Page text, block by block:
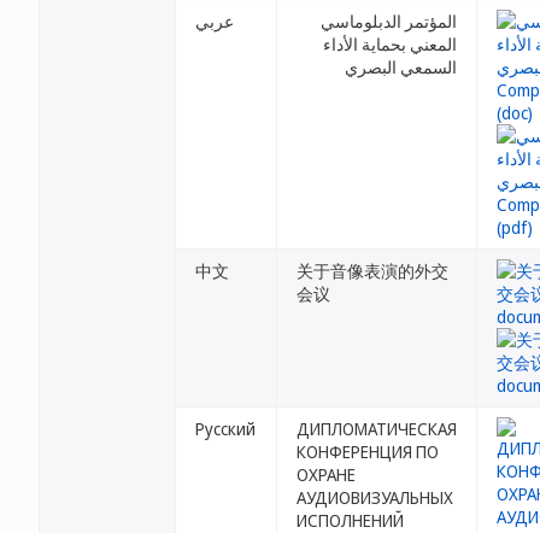
عربي
المؤتمر الدبلوماسي
المعني بحماية الأداء
السمعي البصري
中文
关于音像表演的外交
会议
Русский
ДИПЛОМАТИЧЕСКАЯ
КОНФЕРЕНЦИЯ ПО
ОХРАНЕ
АУДИОВИЗУАЛЬНЫХ
ИСПОЛНЕНИЙ